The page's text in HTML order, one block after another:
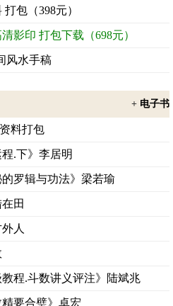
包（398元）
影印 打包下载（698元）
风水手稿
+ 电子书
料打包
.下》李居明
罗辑与功法》梁若瑜
田
人
教程.斗数讲义评注》陆斌兆
精要合璧》卓宏